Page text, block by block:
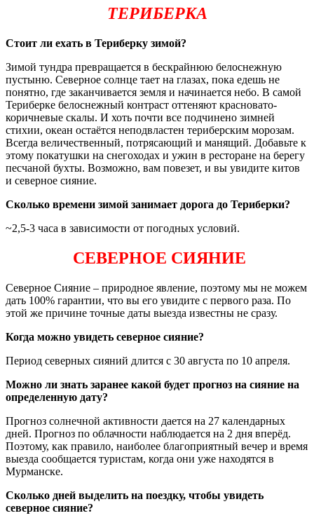
ТЕРИБЕРКА
Стоит ли ехать в Териберку зимой?
Зимой тундра превращается в бескрайнюю белоснежную
пустыню. Северное солнце тает на глазах, пока едешь не
понятно, где заканчивается земля и начинается небо. В самой
Териберке белоснежный контраст оттеняют красновато-
коричневые скалы. И хоть почти все подчинено зимней
стихии, океан остаётся неподвластен териберским морозам.
Всегда величественный, потрясающий и манящий. Добавьте к
этому покатушки на снегоходах и ужин в ресторане на берегу
песчаной бухты. Возможно, вам повезет, и вы увидите китов
и северное сияние.
Сколько времени зимой занимает дорога до Териберки?
~2,5-3 часа в зависимости от погодных условий.
СЕВЕРНОЕ СИЯНИЕ
Северное Сияние – природное явление, поэтому мы не можем
дать 100% гарантии, что вы его увидите с первого раза. По
этой же причине точные даты выезда известны не сразу.
Когда можно увидеть северное сияние?
Период северных сияний длится с 30 августа по 10 апреля.
Можно ли знать заранее какой будет прогноз на сияние на
определенную дату?
Прогноз солнечной активности дается на 27 календарных
дней. Прогноз по облачности наблюдается на 2 дня вперёд.
Поэтому, как правило, наиболее благоприятный вечер и время
выезда сообщается туристам, когда они уже находятся в
Мурманске.
Сколько дней выделить на поездку, чтобы увидеть
северное сияние?